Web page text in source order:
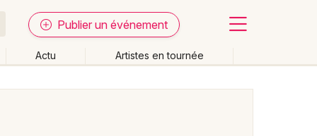
Publier un événement
Actu Artistes en tournée